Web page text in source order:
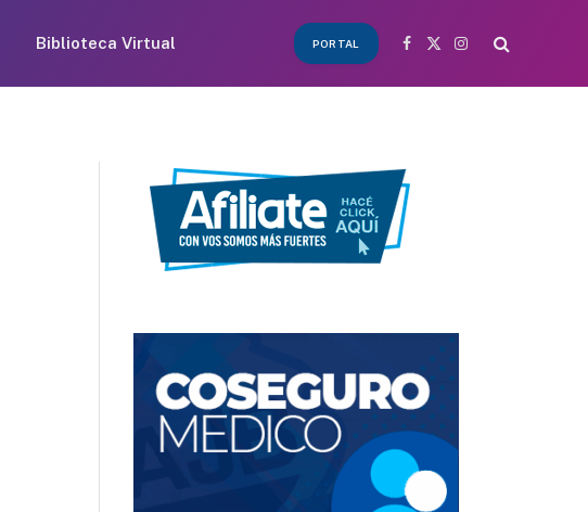
Biblioteca Virtual PORTAL
Facebook
X
Instagram